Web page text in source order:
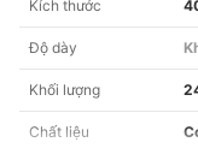
Kích thước
Độ dày
Khối lượng
Chất liệu